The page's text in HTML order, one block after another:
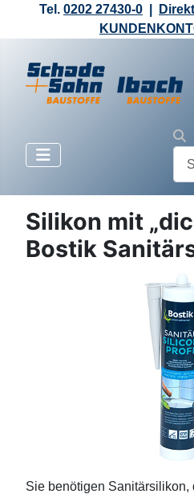
Tel. 0202 27430-0
Silikon mit
Bostik
Sie benötigen Sanitärsilikon,